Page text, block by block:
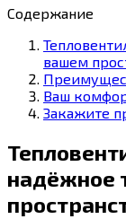
Содержание
вашем
Ваш
Закажите
надёжное